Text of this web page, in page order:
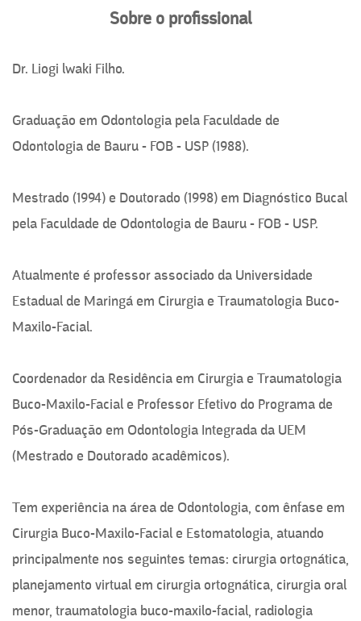
Sobre o profissional
Dr. Liogi lwaki Filho.
Graduação em Odontologia pela Faculdade de
Odontologia de Bauru - FOB - USP (1988).
Mestrado (1994) e Doutorado (1998) em Diagnóstico Bucal
pela Faculdade de Odontologia de Bauru - FOB - USP.
Atualmente é professor associado da Universidade
Estadual de Maringá em Cirurgia e Traumatologia Buco-
Maxilo-Facial.
Coordenador da Residência em Cirurgia e Traumatologia
Buco-Maxilo-Facial e Professor Efetivo do Programa de
Pós-Graduação em Odontologia Integrada da UEM
(Mestrado e Doutorado acadêmicos).
Tem experiência na área de Odontologia, com ênfase em
Cirurgia Buco-Maxilo-Facial e Estomatologia, atuando
principalmente nos seguintes temas: cirurgia ortognática,
planejamento virtual em cirurgia ortognática, cirurgia oral
menor, traumatologia buco-maxilo-facial, radiologia